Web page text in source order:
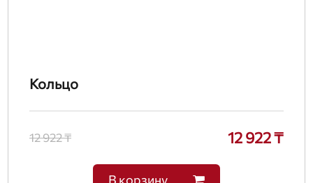
Кольцо
12 922 ₸ 12 922 ₸
В корзину